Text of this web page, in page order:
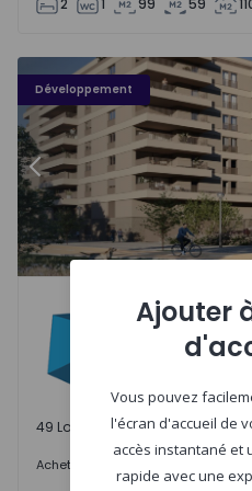
2 1 99 59
Développement
PLENO JARDIM - 3
Précédent
Águas Santas, Porto
PLENO
Águas
49 Lots disponibles
Acheter 242.000 €
Ajouter
Vous pouvez
l'écran d'accueil de
accès instantané et
rapide avec une